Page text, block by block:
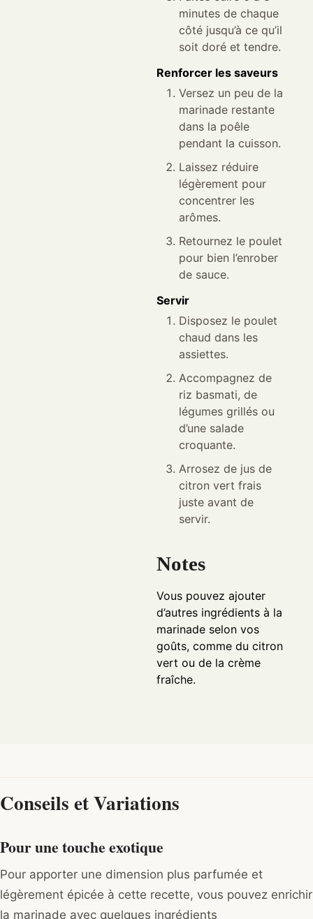
minutes de chaque
côté jusqu’à ce qu’il
soit doré et tendre.
Renforcer les saveurs
Versez un peu de la
marinade restante
dans la poêle
pendant la cuisson.
Laissez réduire
légèrement pour
concentrer les
arômes.
Retournez le poulet
pour bien l’enrober
de sauce.
Servir
Disposez le poulet
chaud dans les
assiettes.
Accompagnez de
riz basmati, de
légumes grillés ou
d’une salade
croquante.
Arrosez de jus de
citron vert frais
juste avant de
servir.
Notes
Vous pouvez ajouter
d’autres ingrédients à la
marinade selon vos
goûts, comme du citron
vert ou de la crème
fraîche.
Conseils et Variations
Pour une touche exotique
Pour apporter une dimension plus parfumée et
légèrement épicée à cette recette, vous pouvez enrichir
la marinade avec quelques ingrédients